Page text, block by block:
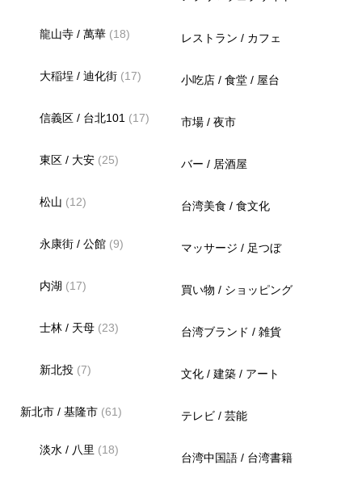
龍山寺 / 萬華 (18)
大稲埕 / 迪化街 (17)
信義区 / 台北101 (17)
東区 / 大安 (25)
松山 (12)
永康街 / 公館 (9)
内湖 (17)
士林 / 天母 (23)
新北投 (7)
新北市 / 基隆市(61)
淡水 / 八里 (18)
レストラン / カフェ
小吃店 / 食堂 / 屋台
市場 / 夜市
バー / 居酒屋
台湾美食 / 食文化
マッサージ / 足つぼ
買い物 / ショッピング
台湾ブランド / 雑貨
文化 / 建築 / アート
テレビ / 芸能
台湾中国語 / 台湾書籍